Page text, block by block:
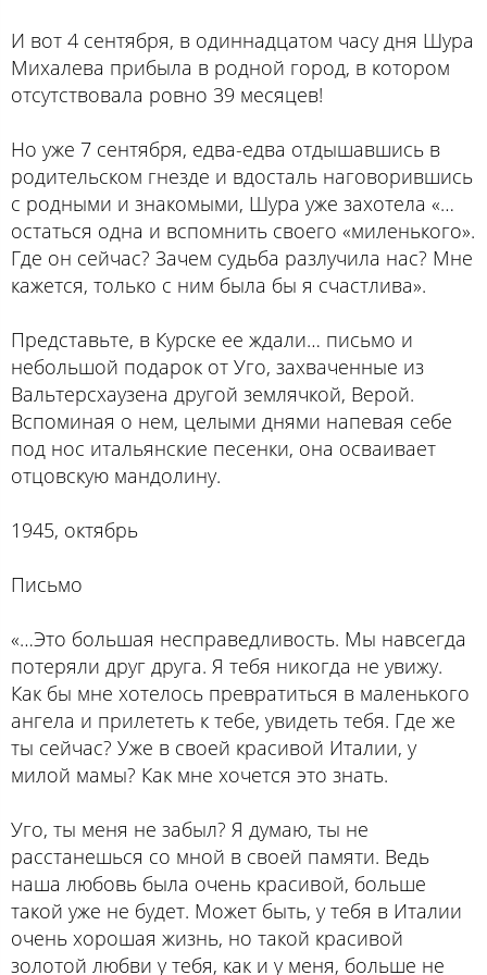
И вот 4 сентября, в одиннадцатом часу дня Шура
Михалева прибыла в родной город, в котором
отсутствовала ровно 39 месяцев!
Но уже 7 сентября, едва-едва отдышавшись в
родительском гнезде и вдосталь наговорившись
с родными и знакомыми, Шура уже захотела «…
остаться одна и вспомнить своего «миленького».
Где он сейчас? Зачем судьба разлучила нас? Мне
кажется, только с ним была бы я счастлива».
Представьте, в Курске ее ждали… письмо и
небольшой подарок от Уго, захваченные из
Вальтерсхаузена другой землячкой, Верой.
Вспоминая о нем, целыми днями напевая себе
под нос итальянские песенки, она осваивает
отцовскую мандолину.
1945, октябрь
Письмо
«…Это большая несправедливость. Мы навсегда
потеряли друг друга. Я тебя никогда не увижу.
Как бы мне хотелось превратиться в маленького
ангела и прилететь к тебе, увидеть тебя. Где же
ты сейчас? Уже в своей красивой Италии, у
милой мамы? Как мне хочется это знать.
Уго, ты меня не забыл? Я думаю, ты не
расстанешься со мной в своей памяти. Ведь
наша любовь была очень красивой, больше
такой уже не будет. Может быть, у тебя в Италии
очень хорошая жизнь, но такой красивой
золотой любви у тебя, как и у меня, больше не